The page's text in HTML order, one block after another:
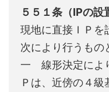
５５１条（IPの設
現地に直接ＩＰを
次により行うもの
一 線形決定によ
Ｐは、近傍の４